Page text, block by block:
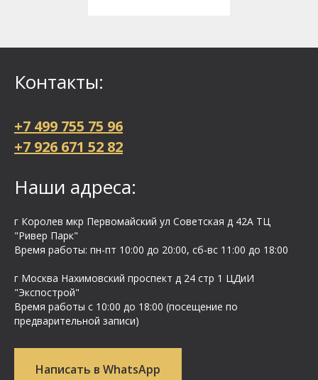
Контакты:
+7 499 755 75 96
+7 926 671 52 82
Наши адреса:
г Королев мкр Первомайский ул Cоветская д 42А ТЦ
"Ривер Парк"
Время работы: пн-пт 10:00 до 20:00, сб-вс 11:00 до 18:00
г Москва Нахимовский проспект д 24 стр 1 ЦДиИ
"Экспострой"
Время работы с 10:00 до 18:00 (посещение по
предварительной записи)
Написать в WhatsApp